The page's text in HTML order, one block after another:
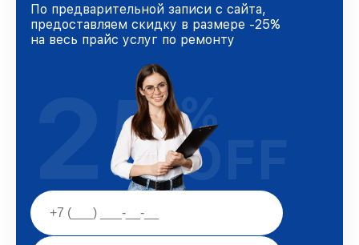
По предварительной записи с сайта,
предоставляем скидку в размере -25%
на весь прайс услуг по ремонту
25%
OFF